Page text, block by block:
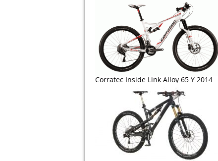
Corratec Inside Link Alloy 65 Y 2014